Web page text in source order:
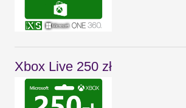
Xbox Live 250 zł